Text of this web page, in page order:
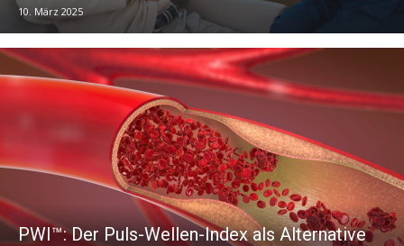
10. März 2025
PWI™: Der Puls-Wellen-Index als Alternative